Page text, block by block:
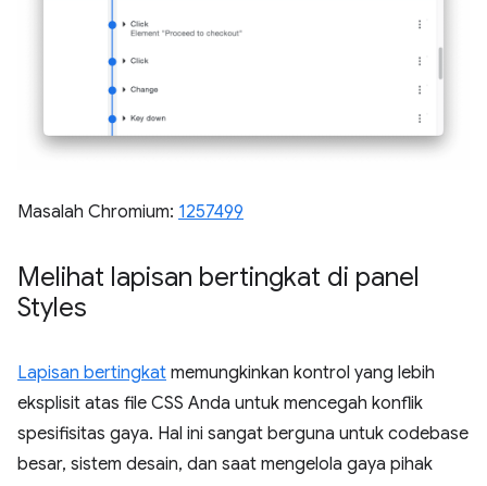
Masalah Chromium: 1257499
Melihat lapisan bertingkat di panel
Styles
Lapisan bertingkat memungkinkan kontrol yang lebih
eksplisit atas file CSS Anda untuk mencegah konflik
spesifisitas gaya. Hal ini sangat berguna untuk codebase
besar, sistem desain, dan saat mengelola gaya pihak